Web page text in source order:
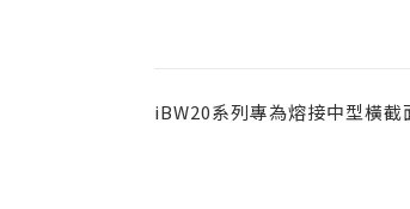
iBW20系列專為熔接中型橫